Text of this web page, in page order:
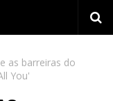
as barreiras do
You'